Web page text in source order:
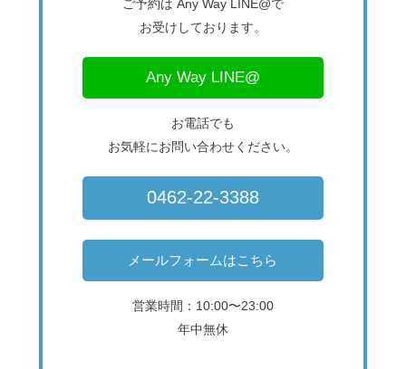
ご予約は Any Way LINE@で
お受けしております。
Any Way LINE@
お電話でも
お気軽にお問い合わせください。
0462-22-3388
メールフォームはこちら
営業時間：10:00〜23:00
年中無休